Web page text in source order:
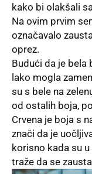
kako bi olakšali
Na ovim prvim
označavalo
oprez.
Budući da je bela
lako mogla
su s bele na
od ostalih boja,
Crvena je boja s
znači da je
korisno kada su
traže da se